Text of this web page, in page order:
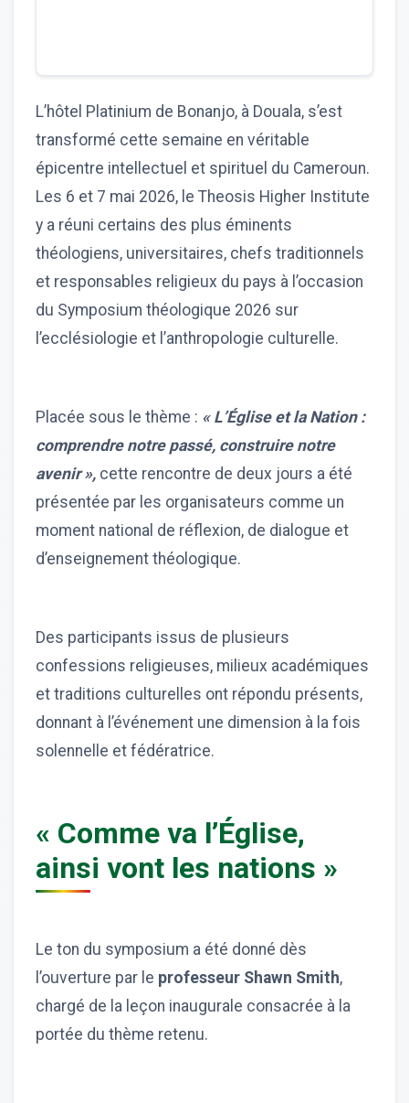
L’hôtel Platinium de Bonanjo, à Douala, s’est
transformé cette semaine en véritable
épicentre intellectuel et spirituel du Cameroun.
Les 6 et 7 mai 2026, le Theosis Higher Institute
y a réuni certains des plus éminents
théologiens, universitaires, chefs traditionnels
et responsables religieux du pays à l’occasion
du Symposium théologique 2026 sur
l’ecclésiologie et l’anthropologie culturelle.
Placée sous le thème : « L’Église et la Nation :
comprendre notre passé, construire notre
avenir », cette rencontre de deux jours a été
présentée par les organisateurs comme un
moment national de réflexion, de dialogue et
d’enseignement théologique.
Des participants issus de plusieurs
confessions religieuses, milieux académiques
et traditions culturelles ont répondu présents,
donnant à l’événement une dimension à la fois
solennelle et fédératrice.
« Comme va l’Église,
ainsi vont les nations »
Le ton du symposium a été donné dès
l’ouverture par le professeur Shawn Smith,
chargé de la leçon inaugurale consacrée à la
portée du thème retenu.